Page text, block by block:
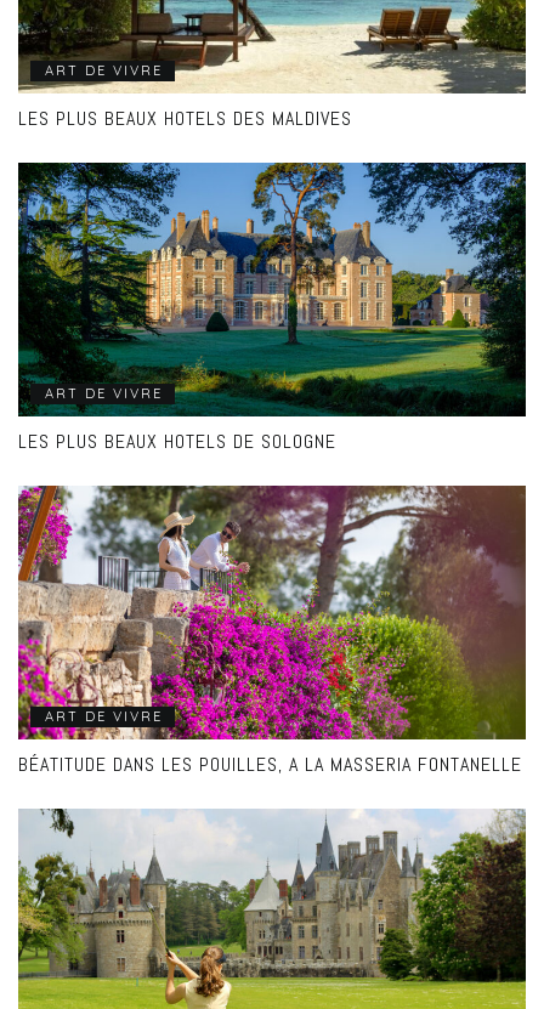
ART DE VIVRE
LES PLUS BEAUX HOTELS DES MALDIVES
ART DE VIVRE
LES PLUS BEAUX HOTELS DE SOLOGNE
ART DE VIVRE
BÉATITUDE DANS LES POUILLES, A LA MASSERIA FONTANELLE